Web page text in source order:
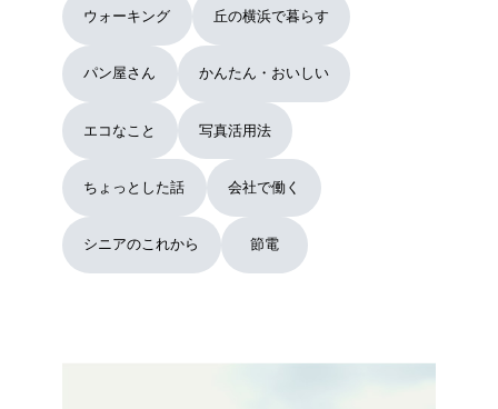
ウォーキング 丘の横浜で暮らす
パン屋さん かんたん・おいしい
エコなこと 写真活用法
ちょっとした話 会社で働く
シニアのこれから 節電